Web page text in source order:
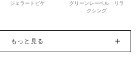
ジェラートピケ
グリーンレーベル リラ
クシング
もっと見る